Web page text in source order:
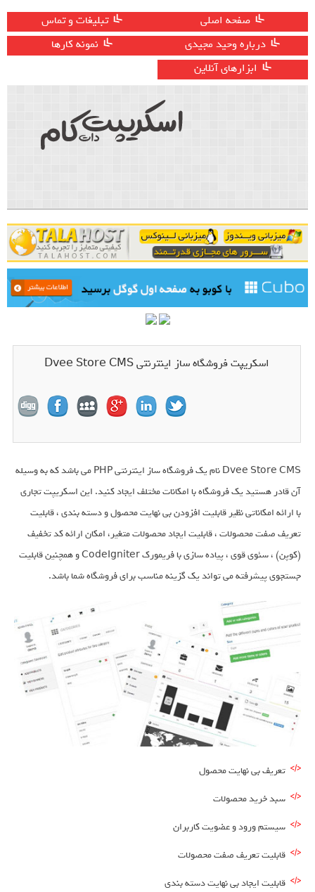
صفحه اصلی
تبلیغات و تماس
درباره وحید مجیدی
نمونه کارها
ابزارهای آنلاین
اسکریپت فروشگاه ساز اینترنتی Dvee Store CMS
Dvee Store CMS نام یک فروشگاه ساز اینترنتی PHP می باشد که به وسیله
آن قادر هستید یک فروشگاه با امکانات مختلف ایجاد کنید. این اسکریپت تجاری
با ارائه امکاناتی نظیر قابلیت افزودن بی نهایت محصول و دسته بندی ، قابلیت
تعریف صفت محصولات ، قابلیت ایجاد محصولات متغیر، امکان ارائه کد تخفیف
(کوپن) ، سئوی قوی ، پیاده سازی با فریمورک CodeIgniter و همچنین قابلیت
جستجوی پیشرفته می تواند یک گزینه مناسب برای فروشگاه شما باشد.
تعریف بی نهایت محصول
سبد خرید محصولات
سیستم ورود و عضویت کاربران
قابلیت تعریف صفت محصولات
قابلیت ایجاد بی نهایت دسته بندی